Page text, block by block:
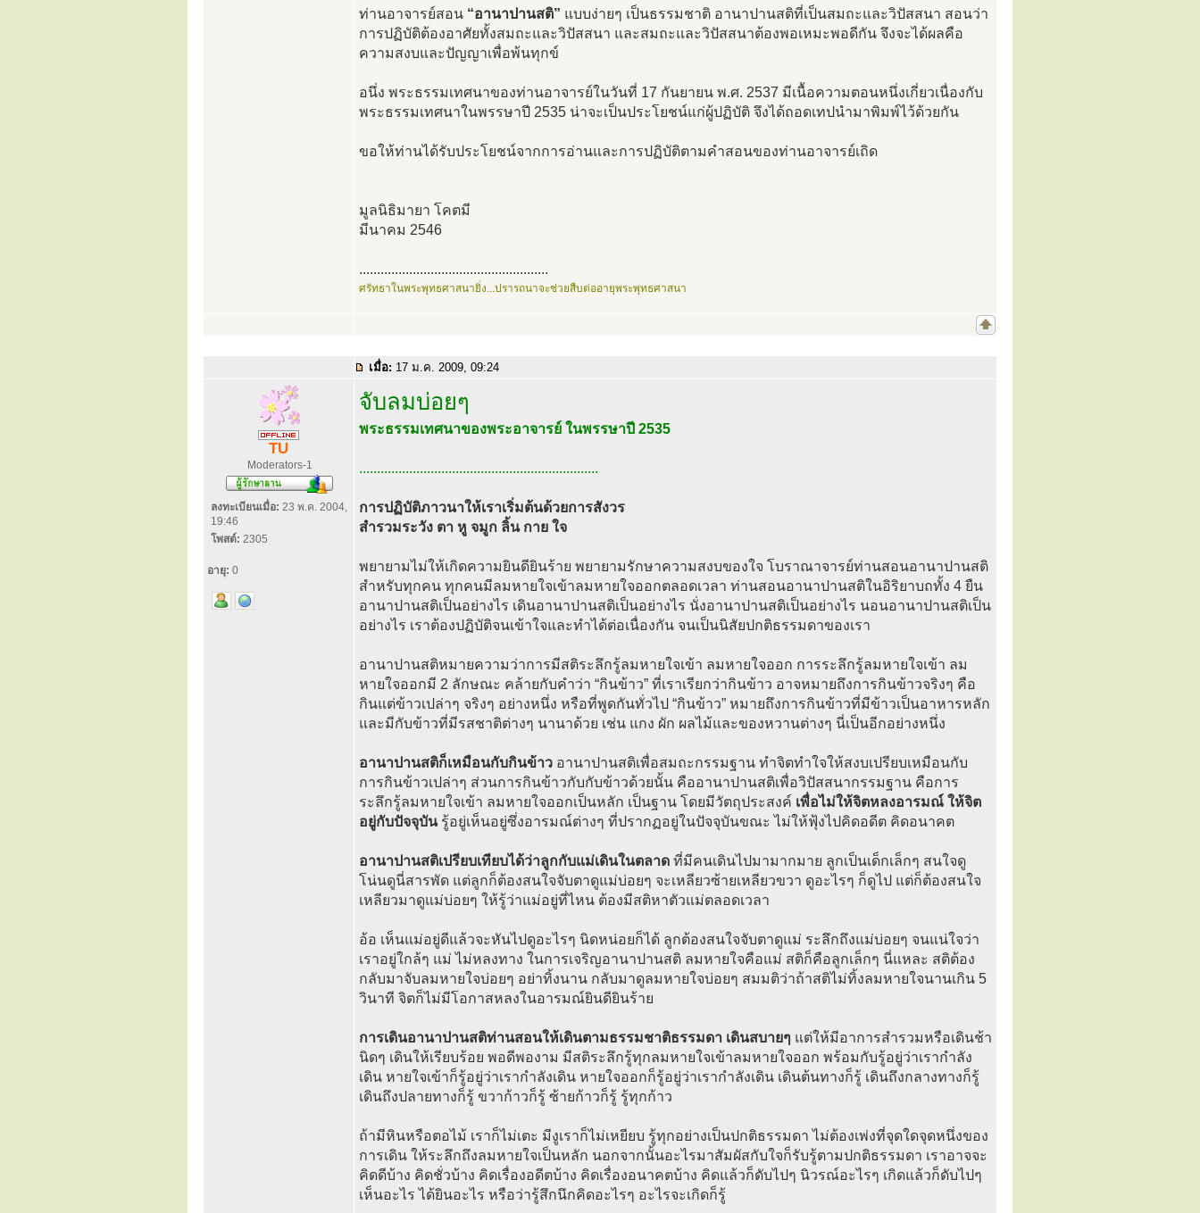
ท่านอาจารย์สอน “อานาปานสติ” แบบง่ายๆ เป็นธรรมชาติ อานาปานสติที่เป็นสมถะและวิปัสสนา สอนว่า
การปฏิบัติต้องอาศัยทั้งสมถะและวิปัสสนา และสมถะและวิปัสสนาต้องพอเหมะพอดีกัน จึงจะได้ผลคือ
ความสงบและปัญญาเพื่อพ้นทุกข์
อนึ่ง พระธรรมเทศนาของท่านอาจารย์ในวันที่ 17 กันยายน พ.ศ. 2537 มีเนื้อความตอนหนึ่งเกี่ยวเนื่องกับ
พระธรรมเทศนาในพรรษาปี 2535 น่าจะเป็นประโยชน์แก่ผู้ปฏิบัติ จึงได้ถอดเทปนำมาพิมพ์ไว้ด้วยกัน
ขอให้ท่านได้รับประโยชน์จากการอ่านและการปฏิบัติตามคำสอนของท่านอาจารย์เถิด
มูลนิธิมายา โคตมี
มีนาคม 2546
.....................................................
ศรัทธาในพระพุทธศาสนายิ่ง...ปรารถนาจะช่วยสืบต่ออายุพระพุทธศาสนา
เมื่อ: 17 ม.ค. 2009, 09:24
TU
Moderators-1
ลงทะเบียนเมื่อ: 23 พ.ค. 2004,
19:46
โพสต์: 2305
อายุ: 0
จับลมบ่อยๆ
พระธรรมเทศนาของพระอาจารย์ ในพรรษาปี 2535
...................................................................
การปฏิบัติภาวนาให้เราเริ่มต้นด้วยการสังวร
สำรวมระวัง ตา หู จมูก ลิ้น กาย ใจ
พยายามไม่ให้เกิดความยินดียินร้าย พยายามรักษาความสงบของใจ โบราณาจารย์ท่านสอนอานาปานสติ
สำหรับทุกคน ทุกคนมีลมหายใจเข้าลมหายใจออกตลอดเวลา ท่านสอนอานาปานสติในอิริยาบถทั้ง 4 ยืน
อานาปานสติเป็นอย่างไร เดินอานาปานสติเป็นอย่างไร นั่งอานาปานสติเป็นอย่างไร นอนอานาปานสติเป็น
อย่างไร เราต้องปฏิบัติจนเข้าใจและทำได้ต่อเนื่องกัน จนเป็นนิสัยปกติธรรมดาของเรา
อานาปานสติหมายความว่าการมีสติระลึกรู้ลมหายใจเข้า ลมหายใจออก การระลึกรู้ลมหายใจเข้า ลม
หายใจออกมี 2 ลักษณะ คล้ายกับคำว่า “กินข้าว” ที่เราเรียกว่ากินข้าว อาจหมายถึงการกินข้าวจริงๆ คือ
กินแต่ข้าวเปล่าๆ จริงๆ อย่างหนึ่ง หรือที่พูดกันทั่วไป “กินข้าว” หมายถึงการกินข้าวที่มีข้าวเป็นอาหารหลัก
และมีกับข้าวที่มีรสชาติต่างๆ นานาด้วย เช่น แกง ผัก ผลไม้และของหวานต่างๆ นี่เป็นอีกอย่างหนึ่ง
อานาปานสติก็เหมือนกับกินข้าว อานาปานสติเพื่อสมถะกรรมฐาน ทำจิตทำใจให้สงบเปรียบเหมือนกับ
การกินข้าวเปล่าๆ ส่วนการกินข้าวกับกับข้าวด้วยนั้น คืออานาปานสติเพื่อวิปัสสนากรรมฐาน คือการ
ระลึกรู้ลมหายใจเข้า ลมหายใจออกเป็นหลัก เป็นฐาน โดยมีวัตถุประสงค์ เพื่อไม่ให้จิตหลงอารมณ์ ให้จิต
อยู่กับปัจจุบัน รู้อยู่เห็นอยู่ซึ่งอารมณ์ต่างๆ ที่ปรากฏอยู่ในปัจจุบันขณะ ไม่ให้ฟุ้งไปคิดอดีต คิดอนาคต
อานาปานสติเปรียบเทียบได้ว่าลูกกับแม่เดินในตลาด ที่มีคนเดินไปมามากมาย ลูกเป็นเด็กเล็กๆ สนใจดู
โน่นดูนี่สารพัด แต่ลูกก็ต้องสนใจจับตาดูแม่บ่อยๆ จะเหลียวซ้ายเหลียวขวา ดูอะไรๆ ก็ดูไป แต่ก็ต้องสนใจ
เหลียวมาดูแม่บ่อยๆ ให้รู้ว่าแม่อยู่ที่ไหน ต้องมีสติหาตัวแม่ตลอดเวลา
อ้อ เห็นแม่อยู่ดีแล้วจะหันไปดูอะไรๆ นิดหน่อยก็ได้ ลูกต้องสนใจจับตาดูแม่ ระลึกถึงแม่บ่อยๆ จนแน่ใจว่า
เราอยู่ใกล้ๆ แม่ ไม่หลงทาง ในการเจริญอานาปานสติ ลมหายใจคือแม่ สติก็คือลูกเล็กๆ นี่แหละ สติต้อง
กลับมาจับลมหายใจบ่อยๆ อย่าทิ้งนาน กลับมาดูลมหายใจบ่อยๆ สมมติว่าถ้าสติไม่ทิ้งลมหายใจนานเกิน 5
วินาที จิตก็ไม่มีโอกาสหลงในอารมณ์ยินดียินร้าย
การเดินอานาปานสติท่านสอนให้เดินตามธรรมชาติธรรมดา เดินสบายๆ แต่ให้มีอาการสำรวมหรือเดินช้า
นิดๆ เดินให้เรียบร้อย พอดีพองาม มีสติระลึกรู้ทุกลมหายใจเข้าลมหายใจออก พร้อมกับรู้อยู่ว่าเรากำลัง
เดิน หายใจเข้าก็รู้อยู่ว่าเรากำลังเดิน หายใจออกก็รู้อยู่ว่าเรากำลังเดิน เดินต้นทางก็รู้ เดินถึงกลางทางก็รู้
เดินถึงปลายทางก็รู้ ขวาก้าวก็รู้ ซ้ายก้าวก็รู้ รู้ทุกก้าว
ถ้ามีหินหรือตอไม้ เราก็ไม่เตะ มีงูเราก็ไม่เหยียบ รู้ทุกอย่างเป็นปกติธรรมดา ไม่ต้องเพ่งที่จุดใดจุดหนึ่งของ
การเดิน ให้ระลึกถึงลมหายใจเป็นหลัก นอกจากนั้นอะไรมาสัมผัสกับใจก็รับรู้ตามปกติธรรมดา เราอาจจะ
คิดดีบ้าง คิดชั่วบ้าง คิดเรื่องอดีตบ้าง คิดเรื่องอนาคตบ้าง คิดแล้วก็ดับไปๆ นิวรณ์อะไรๆ เกิดแล้วก็ดับไปๆ
เห็นอะไร ได้ยินอะไร หรือว่ารู้สึกนึกคิดอะไรๆ อะไรจะเกิดก็รู้